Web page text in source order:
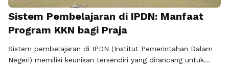
Sistem Pembelajaran di IPDN: Manfaat
Program KKN bagi Praja
Sistem pembelajaran di IPDN (Institut Pemerintahan Dalam
Negeri) memiliki keunikan tersendiri yang dirancang untuk